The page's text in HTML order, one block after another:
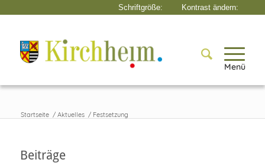
Menü
Startseite / Aktuelles / Festsetzung
Beiträge